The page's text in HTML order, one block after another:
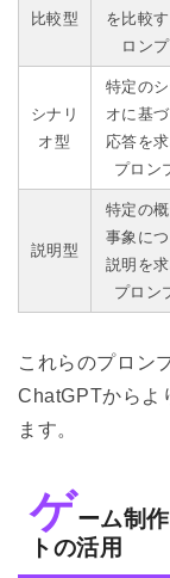
比較型
を比較
ロン
シナリ
オ型
特定の
オに基
応答を
プロン
説明型
特定の
事象に
説明を
プロン
これらのプロン
ChatGPTからよ
ます。
ゲーム制
トの活用